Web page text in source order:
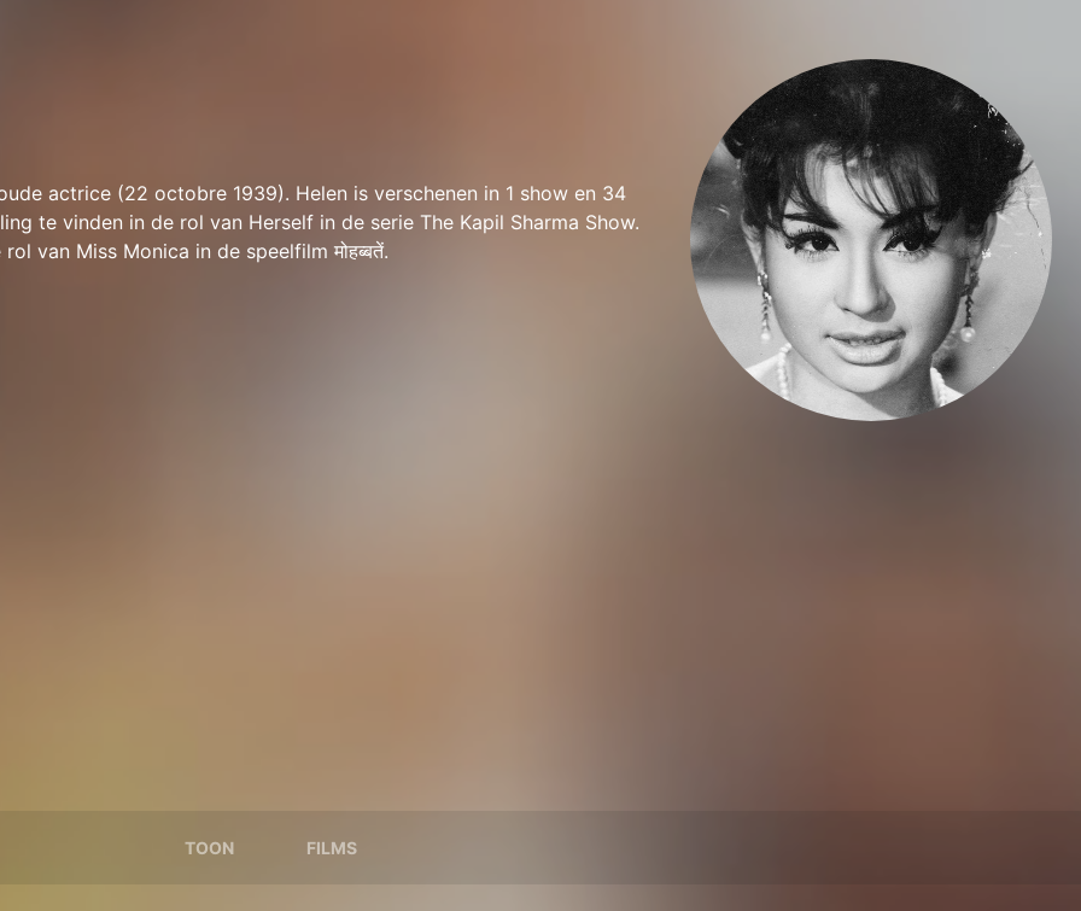
actrice (22 octobre 1939). Helen is verschenen in 1 show en 34
te vinden in de rol van Herself in de serie The Kapil Sharma Show.
van Miss Monica in de speelfilm मोहब्बतें.
TOON FILMS